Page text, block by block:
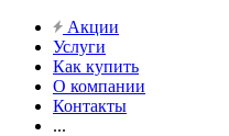
Акции
Услуги
Как купить
О компании
Контакты
...